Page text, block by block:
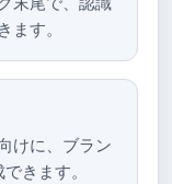
ます。
けに、ブラン
きます。